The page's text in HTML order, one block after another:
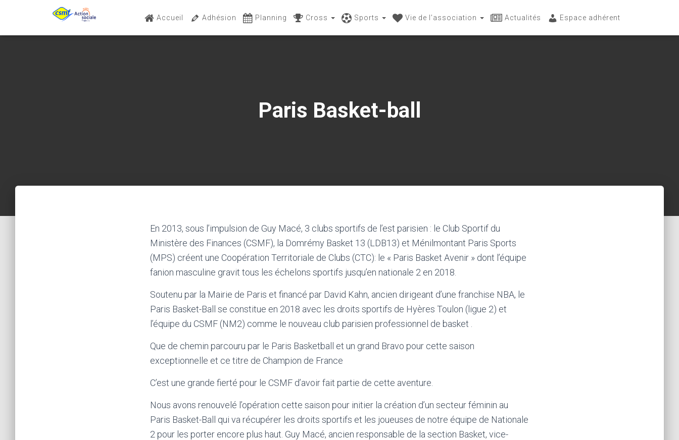
Accueil Adhésion Planning Cross Sports Vie de l’association Actualités Espace adhérent
Paris Basket-ball
En 2013, sous l’impulsion de Guy Macé, 3 clubs sportifs de l’est parisien : le Club Sportif du
Ministère des Finances (CSMF), la Domrémy Basket 13 (LDB13) et Ménilmontant Paris Sports
(MPS) créent une Coopération Territoriale de Clubs (CTC): le « Paris Basket Avenir » dont l’équipe
fanion masculine gravit tous les échelons sportifs jusqu’en nationale 2 en 2018.
Soutenu par la Mairie de Paris et financé par David Kahn, ancien dirigeant d’une franchise NBA, le
Paris Basket-Ball se constitue en 2018 avec les droits sportifs de Hyères Toulon (ligue 2) et
l’équipe du CSMF (NM2) comme le nouveau club parisien professionnel de basket .
Que de chemin parcouru par le Paris Basketball et un grand Bravo pour cette saison
exceptionnelle et ce titre de Champion de France
C’est une grande fierté pour le CSMF d’avoir fait partie de cette aventure.
Nous avons renouvelé l’opération cette saison pour initier la création d’un secteur féminin au
Paris Basket-Ball qui va récupérer les droits sportifs et les joueuses de notre équipe de Nationale
2 pour les porter encore plus haut. Guy Macé, ancien responsable de la section Basket, vice-